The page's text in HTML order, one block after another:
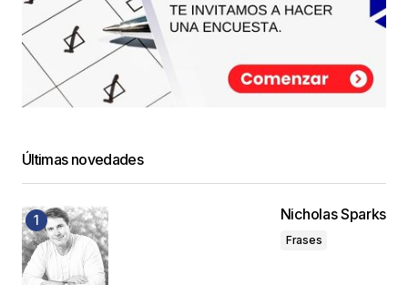
Últimas novedades
Nicholas Sparks
Frases